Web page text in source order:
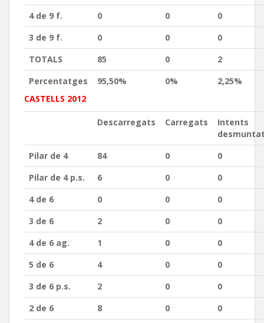
4 de 9 f.
0 0
0
3 de 9 f.
0 0
0
TOTALS
85 0
2
Percentatges
95,50% 0%
2,25%
CASTELLS 2012
Descarregats Carregats
Intents
Pilar de 4
84 0
0
Pilar de 4 p.s.
6 0
0
4 de 6
0 0
0
3 de 6
2 0
0
4 de 6 ag.
1 0
0
5 de 6
4 0
0
3 de 6 p.s.
2 0
0
2 de 6
8 0
0